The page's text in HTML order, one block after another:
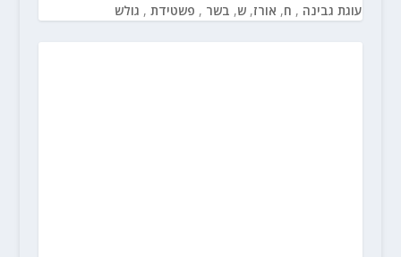
עוגת גבינה , ח, אורז, ש, בשר , פשטידת , גולש